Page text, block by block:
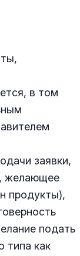
в том
заявки,
желающее
продукты),
подать
типа как